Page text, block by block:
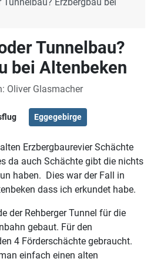
Tunnelbau?
bei Altenbeken
Oliver Glasmacher
Eggegebirge
Erzbergbaurevier Schächte
da auch Schächte gibt die nichts
haben. Dies war der Fall in
dass ich erkundet habe.
der Rehberger Tunnel für die
gebaut. Für den
4 Förderschächte gebraucht.
einfach einen alten